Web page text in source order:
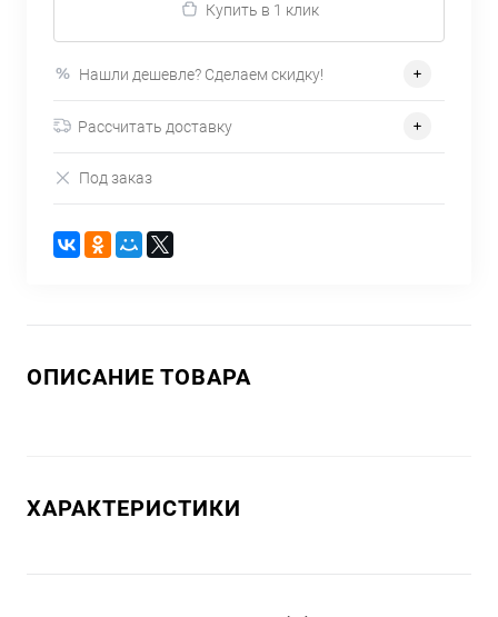
Купить в 1 клик
Нашли дешевле? Сделаем скидку!
Рассчитать доставку
Под заказ
ОПИСАНИЕ ТОВАРА
ХАРАКТЕРИСТИКИ